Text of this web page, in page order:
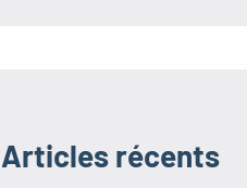
Articles récents